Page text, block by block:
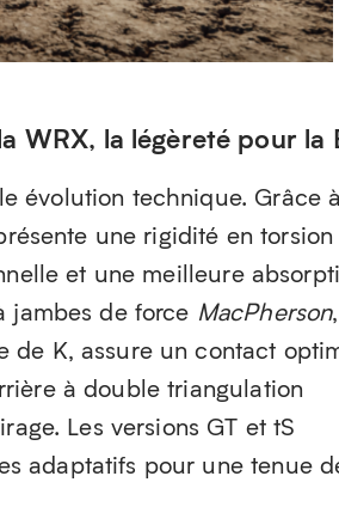
WRX, la légèreté pour la
évolution technique. Grâce
une rigidité en torsion
et une meilleure
jambes de force MacPherson,
de K, assure un contact
à double triangulation
Les versions GT et tS
adaptatifs pour une tenue